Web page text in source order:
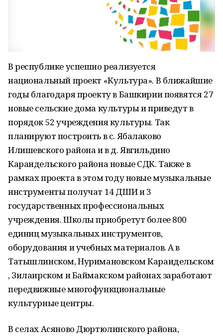
В республике успешно реализуется
национальный проект «Культура». В ближайшие
годы благодаря проекту в Башкирии появятся 27
новые сельские дома культуры и приведут в
порядок 52 учреждения культуры. Так
планируют построить в с. Ябалаково
Илишевского района и в д. Явгильдино
Караидельского района новые СДК. Также в
рамках проекта в этом году новые музыкальные
инструменты получат 14 ДШИ и 3
государственных профессиональных
учреждения. Школы приобретут более 800
единиц музыкальных инструментов,
оборудования и учебных материалов. А в
Татышлинском, Нуримановском Караидельском
, Зилаирском и Баймакском районах заработают
передвижные многофункциональные
культурные центры.
В селах Асяново Дюртюлинского района,